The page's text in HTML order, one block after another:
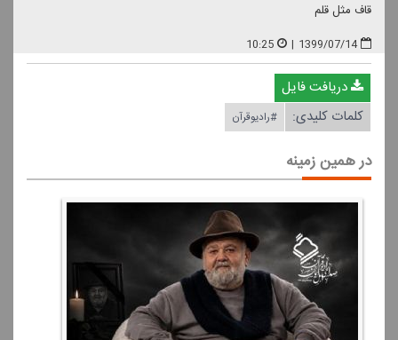
قاف مثل قلم
1399/07/14
|
10:25
دریافت فایل
کلمات کلیدی:
#رادیوقرآن
در همین زمینه